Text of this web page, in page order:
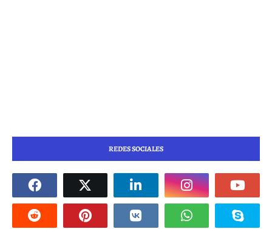
REDES SOCIALES